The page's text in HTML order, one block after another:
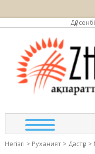
Негізгі > Руханият > Дәстүр >